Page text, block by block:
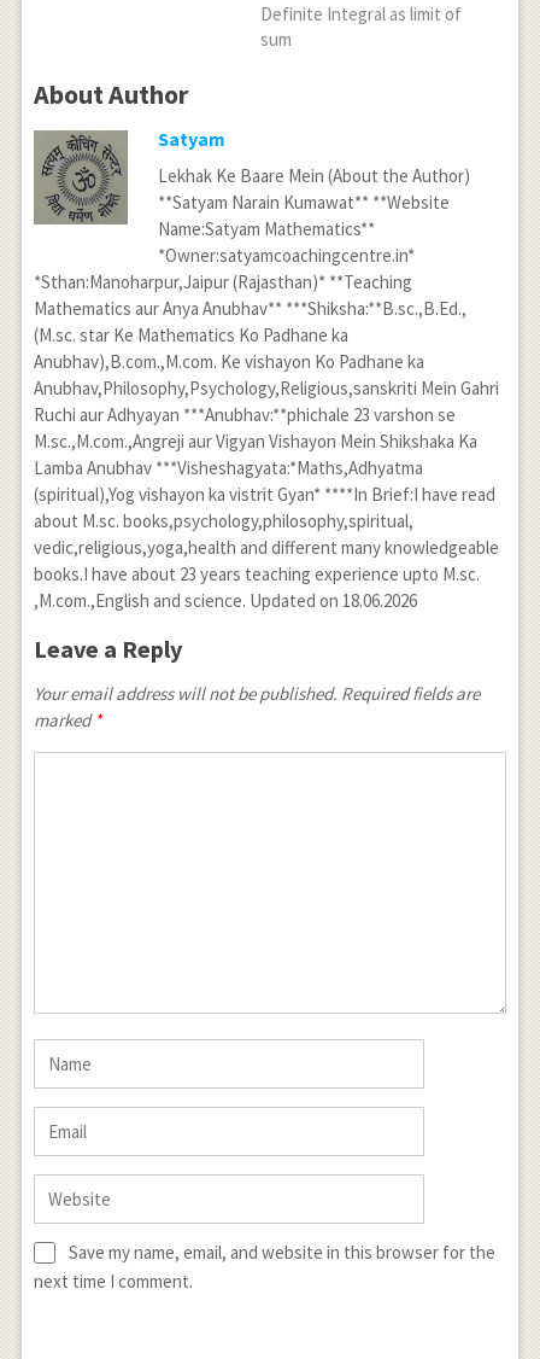
Definite Integral as limit of
sum
About Author
Satyam
Lekhak Ke Baare Mein (About the Author)
**Satyam Narain Kumawat** **Website
Name:Satyam Mathematics**
*Owner:satyamcoachingcentre.in*
*Sthan:Manoharpur,Jaipur (Rajasthan)* **Teaching
Mathematics aur Anya Anubhav** ***Shiksha:**B.sc.,B.Ed.,
(M.sc. star Ke Mathematics Ko Padhane ka
Anubhav),B.com.,M.com. Ke vishayon Ko Padhane ka
Anubhav,Philosophy,Psychology,Religious,sanskriti Mein Gahri
Ruchi aur Adhyayan ***Anubhav:**phichale 23 varshon se
M.sc.,M.com.,Angreji aur Vigyan Vishayon Mein Shikshaka Ka
Lamba Anubhav ***Visheshagyata:*Maths,Adhyatma
(spiritual),Yog vishayon ka vistrit Gyan* ****In Brief:I have read
about M.sc. books,psychology,philosophy,spiritual,
vedic,religious,yoga,health and different many knowledgeable
books.I have about 23 years teaching experience upto M.sc.
,M.com.,English and science. Updated on 18.06.2026
Leave a Reply
Your email address will not be published. Required fields are
marked *
Save my name, email, and website in this browser for the
next time I comment.